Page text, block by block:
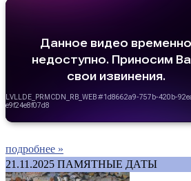
подробнее »
21.11.2025 ПАМЯТНЫЕ ДАТЫ